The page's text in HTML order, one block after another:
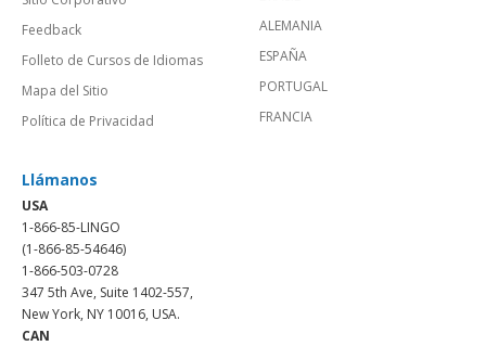
Feedback
Folleto de Cursos de Idiomas
Mapa del Sitio
Política de Privacidad
ALEMANIA
ESPAÑA
PORTUGAL
FRANCIA
Llámanos
USA
1-866-85-LINGO
(1-866-85-54646)
1-866-503-0728
347 5th Ave, Suite 1402-557,
New York, NY 10016, USA.
CAN